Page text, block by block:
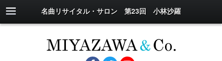
名曲リサイタル・サロン 第23回 小林沙羅